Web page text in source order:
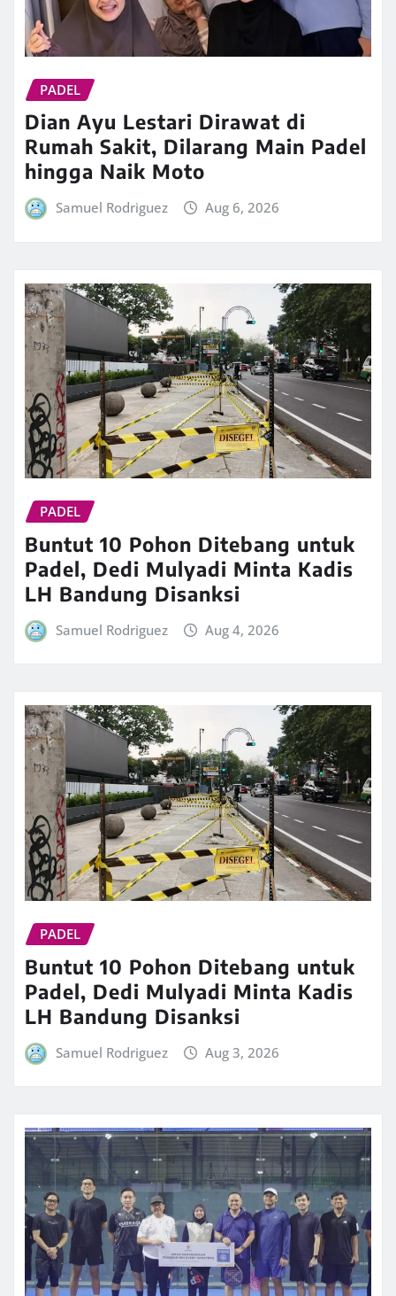
PADEL
Dian Ayu Lestari Dirawat di
Rumah Sakit, Dilarang Main Padel
hingga Naik Moto
Samuel Rodriguez Aug 6, 2026
PADEL
Buntut 10 Pohon Ditebang untuk
Padel, Dedi Mulyadi Minta Kadis
LH Bandung Disanksi
Samuel Rodriguez Aug 4, 2026
PADEL
Buntut 10 Pohon Ditebang untuk
Padel, Dedi Mulyadi Minta Kadis
LH Bandung Disanksi
Samuel Rodriguez Aug 3, 2026